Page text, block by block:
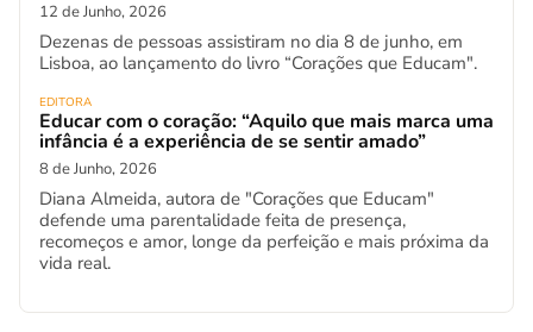
12 de Junho, 2026
Dezenas de pessoas assistiram no dia 8 de junho, em
Lisboa, ao lançamento do livro “Corações que Educam".
EDITORA
Educar com o coração: “Aquilo que mais marca uma
infância é a experiência de se sentir amado”
8 de Junho, 2026
Diana Almeida, autora de "Corações que Educam"
defende uma parentalidade feita de presença,
recomeços e amor, longe da perfeição e mais próxima da
vida real.